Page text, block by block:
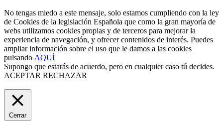
No tengas miedo a este mensaje, solo estamos cumpliendo con la ley
de Cookies de la legislación Española que como la gran mayoría de
webs utilizamos cookies propias y de terceros para mejorar la
experiencia de navegación, y ofrecer contenidos de interés. Puedes
ampliar información sobre el uso que le damos a las cookies
pulsando AQUÍ
Supongo que estarás de acuerdo, pero en cualquier caso tú decides.
ACEPTAR RECHAZAR
Cerrar